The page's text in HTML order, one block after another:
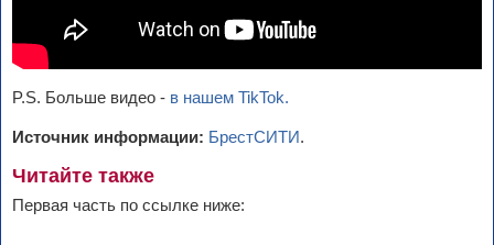
P.S. Больше видео - в нашем TikTok.
Источник информации: БрестСИТИ.
Читайте также
Первая часть по ссылке ниже: